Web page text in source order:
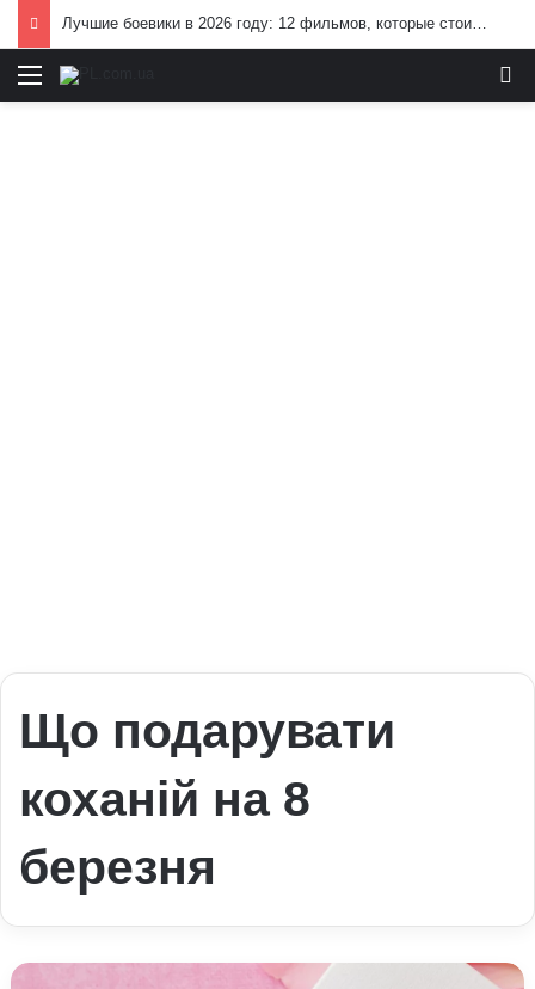
Лучшие боевики в 2026 году: 12 фильмов, которые стоит посмотреть
Меню
Що подарувати
коханій на 8
березня
Що